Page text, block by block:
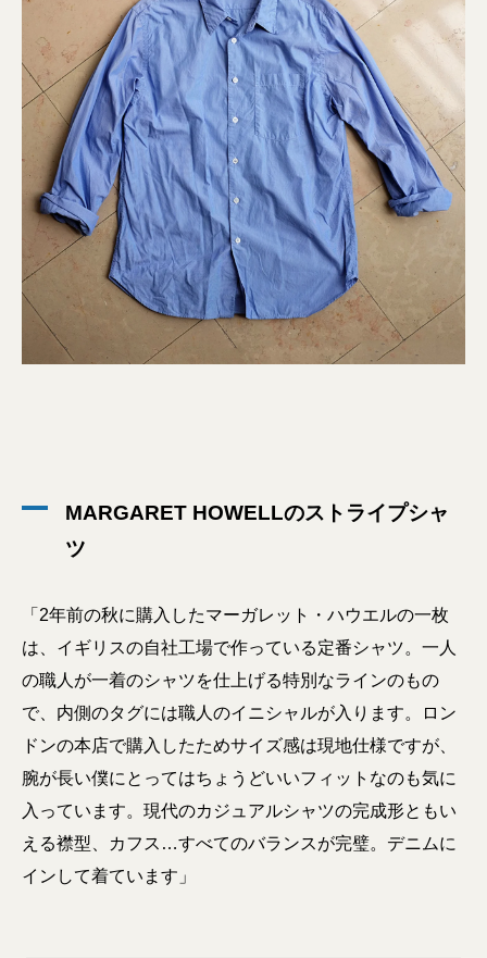
MARGARET HOWELLのストライプシャ
ツ
「2年前の秋に購入したマーガレット・ハウエルの一枚
は、イギリスの自社工場で作っている定番シャツ。一人
の職人が一着のシャツを仕上げる特別なラインのもの
で、内側のタグには職人のイニシャルが入ります。ロン
ドンの本店で購入したためサイズ感は現地仕様ですが、
腕が長い僕にとってはちょうどいいフィットなのも気に
入っています。現代のカジュアルシャツの完成形ともい
える襟型、カフス…すべてのバランスが完璧。デニムに
インして着ています」